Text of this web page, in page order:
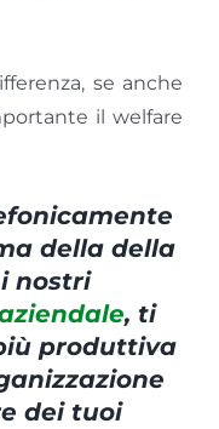
se anche
il welfare
della della
nostri
, ti
produttiva
dei tuoi